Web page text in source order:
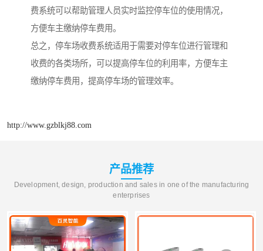
费系统可以帮助管理人员实时监控停车位的使用情况，
方便车主缴纳停车费用。
总之，停车场收费系统适用于需要对停车位进行管理和
收费的各类场所，可以提高停车位的利用率，方便车主
缴纳停车费用，提高停车场的管理效率。
http://www.gzblkj88.com
产品推荐
Development, design, production and sales in one of the manufacturing
enterprises